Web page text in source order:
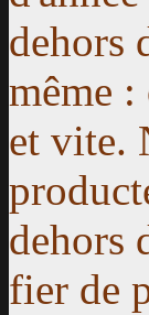
dehors
même
et vite.
dehors
fier de